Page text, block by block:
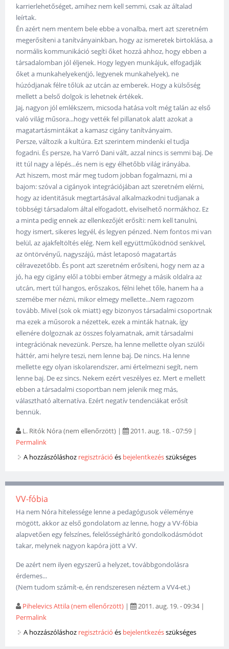
karrierlehetőséget, amihez nem kell semmi, csak az általad
leírtak.
Én azért nem mentem bele ebbe a vonalba, mert azt szeretném
megerősíteni a tanítványainkban, hogy az ismeretek birtoklása, a
normális kommunikáció segíti őket hozzá ahhoz, hogy ebben a
társadalomban jól éljenek. Hogy legyen munkájuk, elfogadják
őket a munkahelyeken(jó, legyenek munkahelyek), ne
húzódjanak félre tőlük az utcán az emberek. Hogy a külsőség
mellett a belső dolgok is lehetnek értékek.
Jaj, nagyon jól emlékszem, micsoda hatása volt még talán az első
való világ műsora...hogy vették fel pillanatok alatt azokat a
magatartásmintákat a kamasz cigány tanítványaim.
Persze, változik a kultúra. Ezt szerintem mindenki el tudja
fogadni. És persze, ha Varró Dani vált, azzal nincs is semmi baj. De
itt túl nagy a lépés...és nem is egy élhetőbb világ irányába.
Azt hiszem, most már meg tudom jobban fogalmazni, mi a
bajom: szóval a cigányok integrációjában azt szeretném elérni,
hogy az identitásuk megtartásával alkalmazkodni tudjanak a
többségi társadalom által elfogadott, elviselhető normákhoz. Ez
a minta pedig ennek az ellenkezőjét erősíti: nem kell tanulni,
hogy ismert, sikeres legyél, és legyen pénzed. Nem fontos mi van
belül, az ajakfeltöltés elég. Nem kell együttműködnöd senkivel,
az öntörvényű, nagyszájú, mást letaposó magatartás
célravezetőbb. És pont azt szeretném erősíteni, hogy nem az a
jó, ha egy cigány elől a többi ember átmegy a másik oldalra az
utcán, mert túl hangos, erőszakos, félni lehet tőle, hanem ha a
szemébe mer nézni, mikor elmegy mellette...Nem ragozom
tovább. Mivel (sok ok miatt) egy bizonyos társadalmi csoportnak
ma ezek a műsorok a nézettek, ezek a minták hatnak, így
ellenére dolgoznak az összes folyamatnak, amit társadalmi
integrációnak nevezünk. Persze, ha lenne mellette olyan szülői
háttér, ami helyre teszi, nem lenne baj. De nincs. Ha lenne
mellette egy olyan iskolarendszer, ami értelmezni segít, nem
lenne baj. De ez sincs. Nekem ezért veszélyes ez. Mert e mellett
ebben a társadalmi csoportban nem jelenik meg más,
választható alternatíva. Ezért negatív tendenciákat erősít
bennük.
L. Ritók Nóra (nem ellenőrzött) | 2011. aug. 18. - 07:59 |
Permalink
A hozzászóláshoz regisztráció és bejelentkezésszükséges
VV-fóbia
Ha nem Nóra hitelessége lenne a pedagógusok véleménye
mögött, akkor az első gondolatom az lenne, hogy a VV-fóbia
alapvetően egy felszínes, felelősséghárító gondolkodásmódot
takar, melynek nagyon kapóra jött a VV.
De azért nem ilyen egyszerű a helyzet, továbbgondolásra
érdemes...
(Nem tudom számít-e, én rendszeresen néztem a VV4-et.)
Pihelevics Attila (nem ellenőrzött) | 2011. aug. 19. - 09:34|
Permalink
A hozzászóláshoz regisztráció és bejelentkezésszükséges